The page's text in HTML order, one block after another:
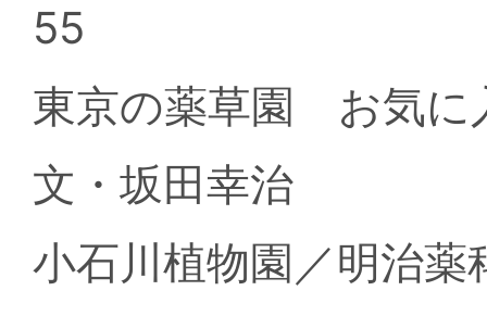
55
東京の薬草園 お気
文・坂田幸治
小石川植物園／明治